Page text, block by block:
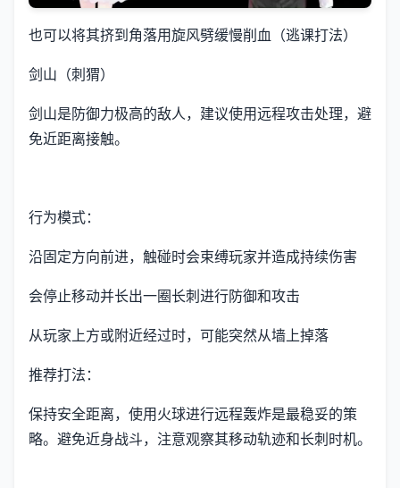
也可以将其挤到角落用旋风劈缓慢削血（逃课打法）
剑山（刺猬）
剑山是防御力极高的敌人，建议使用远程攻击处理，避
免近距离接触。
行为模式：
沿固定方向前进，触碰时会束缚玩家并造成持续伤害
会停止移动并长出一圈长刺进行防御和攻击
从玩家上方或附近经过时，可能突然从墙上掉落
推荐打法：
保持安全距离，使用火球进行远程轰炸是最稳妥的策
略。避免近身战斗，注意观察其移动轨迹和长刺时机。